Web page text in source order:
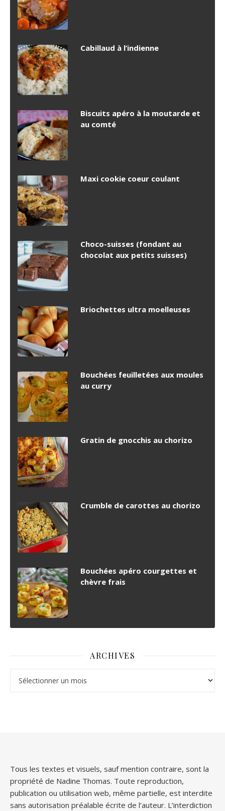
Cabillaud à l’indienne
Biscuits apéro à la moutarde et
au comté
Maxi cookie coeur coulant
Choco-suisses (fondant au
chocolat aux petits suisses)
Briochettes ultra moelleuses
Bouchées feuilletées aux moules
au curry
Gratin de gnocchis au chorizo
Crumble de carottes au chorizo
Bouchées apéro courgettes et
chèvre frais
ARCHIVES
Tous les textes et visuels, sauf mention contraire, sont la
propriété de Nadine Thomas. Toute reproduction,
publication ou utilisation web, même partielle, est interdite
sans autorisation préalable écrite de l’auteur. L’interdiction